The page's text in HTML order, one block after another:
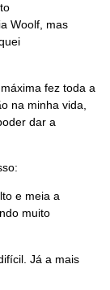
Woolf, mas
fez toda a
na minha vida,
dar a
e meia a
muito
Já a mais